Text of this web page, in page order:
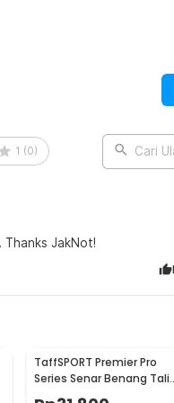
1 (0) Cari
Thanks JakNot!
TaffSPORT Premier Pro
Series Senar Benang Tali
Pancing PE Braided 300M